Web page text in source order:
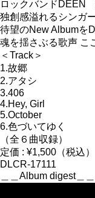
ロックバンドDEEN
独創感溢れるシンガ
待望のNew Albumを
魂を揺さぶる歌声 こ
＜Track＞
1.故郷
2.アタシ
3.406
4.Hey, Girl
5.October
6.色づいてゆく
（全６曲収録）
定価 : ¥1,500（税込）
DLCR-17111
＿＿Album digest＿＿